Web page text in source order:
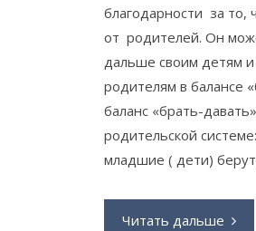
благодарности за то,
от родителей. Он
дальше своим детям
родителям в балансе
баланс «брать-
родительской
младшие ( дети)
Читать дальше